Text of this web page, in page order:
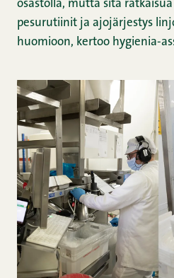
osastolla, mutta sitä
pesurutiinit ja ajojärjestys
huomioon, kertoo hygienia-